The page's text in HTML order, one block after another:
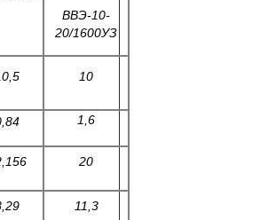
ВВЭ-10-
20/1600УЗ
10
1,6
20
11,3